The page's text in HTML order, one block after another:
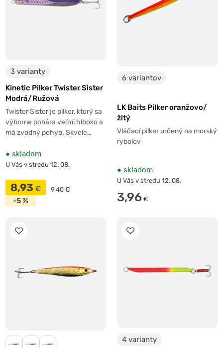
3 varianty
Kinetic Pilker Twister Sister
Modrá/Ružová
Twister Sister je pilker, ktorý sa
výborne ponára veľmi hlboko a
má zvodný pohyb. Skvele…
● skladom
U Vás v stredu 12. 08.
8,93 € 9,40 €
-5 %
6 variantov
LK Baits Pilker oranžovo/
žltý
Vláčací pilker určený na morský
rybolov
● skladom
U Vás v stredu 12. 08.
3,96 €
4 varianty